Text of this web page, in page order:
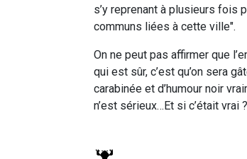
s’y reprenant à plusieurs fois
communs liées à cette ville".
On ne peut pas affirmer que
qui est sûr, c’est qu’on sera
carabinée et d’humour noir
n’est sérieux…Et si c’était vrai ?